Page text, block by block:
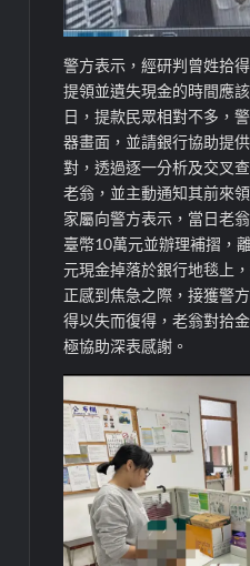
警方表示，經研判曾姓拾
提領並遺失現金的時間應
日，提款民眾相對不多，
器畫面，並請銀行協助提
對，透過逐一分析及交叉
老翁，並主動通知其前來
家屬向警方表示，當日老
臺幣10萬元並辦理補摺，
元現金掉落於銀行地毯上
正感到焦急之際，接獲警
得以失而復得，老翁對拾
極協助深表感謝。